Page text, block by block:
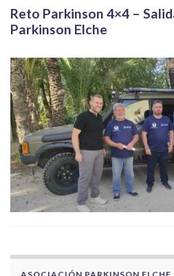
Reto Parkinson 4×4 –
Parkinson Elche